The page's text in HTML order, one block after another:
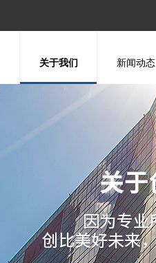
关于我们 新闻动态